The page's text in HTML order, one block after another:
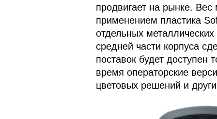
продвигает на рынке.
применением пластика
отдельных
средней части корпуса
поставок будет доступен
время операторские
цветовых решений и